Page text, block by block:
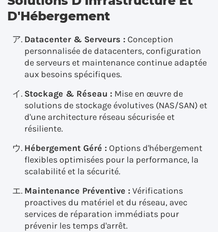
D'Hébergement
Datacenter & Serveurs : Conception
personnalisée de datacenters, configuration
de serveurs et maintenance continue adaptée
aux besoins spécifiques.
Stockage & Réseau : Mise en œuvre de
solutions de stockage évolutives (NAS/SAN) et
d'une architecture réseau sécurisée et
résiliente.
Hébergement Géré : Options d'hébergement
flexibles optimisées pour la performance, la
scalabilité et la sécurité.
Maintenance Préventive : Vérifications
proactives du matériel et du réseau, avec
services de réparation immédiats pour
prévenir les temps d'arrêt.